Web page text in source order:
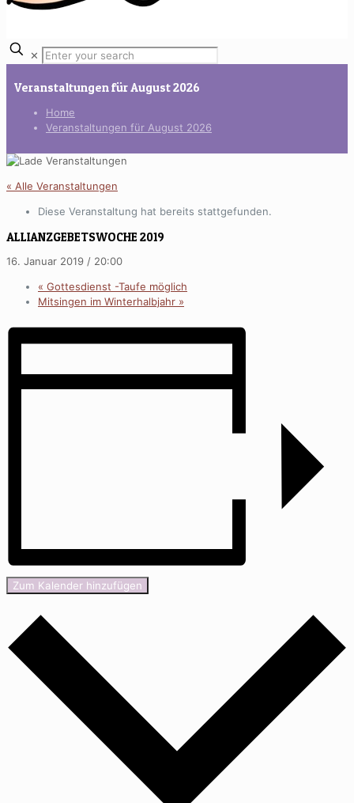
✕
Veranstaltungen für August 2026
Home
Veranstaltungen für August 2026
« Alle Veranstaltungen
Diese Veranstaltung hat bereits stattgefunden.
ALLIANZGEBETSWOCHE 2019
16. Januar 2019 / 20:00
« Gottesdienst -Taufe möglich
Mitsingen im Winterhalbjahr »
Zum Kalender hinzufügen